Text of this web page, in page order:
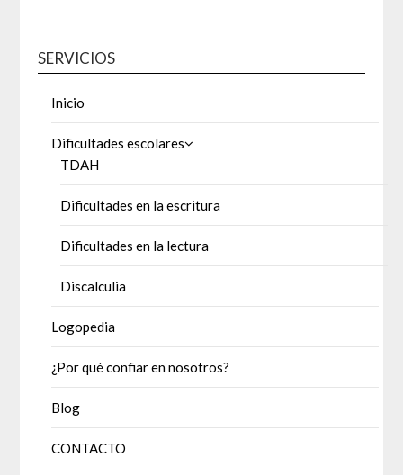
SERVICIOS
Inicio
Dificultades escolares
TDAH
Dificultades en la escritura
Dificultades en la lectura
Discalculia
Logopedia
¿Por qué confiar en nosotros?
Blog
CONTACTO